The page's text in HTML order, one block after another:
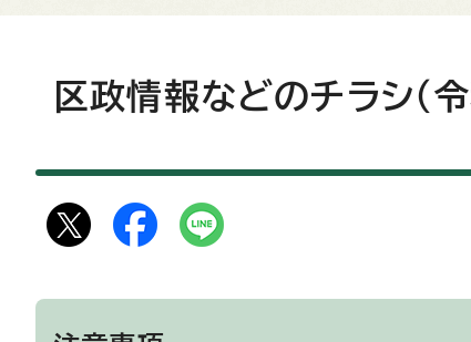
区政情報などのチラシ（